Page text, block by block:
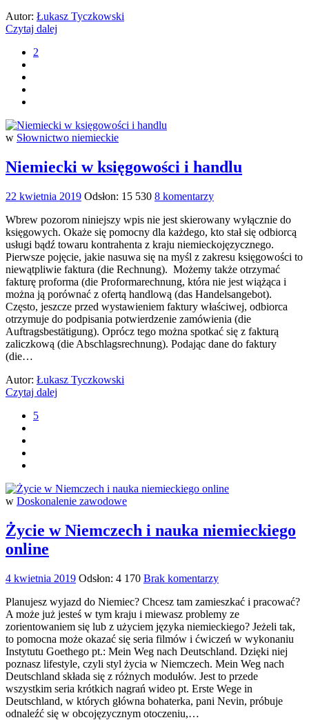
Autor: Łukasz Tyczkowski
Czytaj dalej
2
w Słownictwo niemieckie
Niemiecki w księgowości i handlu
22 kwietnia 2019 Odsłon: 15 530 8 komentarzy
Wbrew pozorom niniejszy wpis nie jest skierowany wyłącznie do
księgowych. Okaże się pomocny dla każdego, kto stał się odbiorcą
usługi bądź towaru kontrahenta z kraju niemieckojęzycznego.
Pierwsze pojęcie, jakie nasuwa się na myśl z zakresu księgowości to
niewątpliwie faktura (die Rechnung). Możemy także otrzymać
fakturę proforma (die Proformarechnung, która nie jest wiążąca i
można ją porównać z ofertą handlową (das Handelsangebot).
Często, jeszcze przed wystawieniem faktury właściwej, odbiorca
otrzymuje do podpisania potwierdzenie zamówienia (die
Auftragsbestätigung). Oprócz tego można spotkać się z fakturą
zaliczkową (die Abschlagsrechnung). Podając dane do faktury
(die…
Autor: Łukasz Tyczkowski
Czytaj dalej
5
w Doskonalenie zawodowe
Życie w Niemczech i nauka niemieckiego
online
4 kwietnia 2019 Odsłon: 4 170 Brak komentarzy
Planujesz wyjazd do Niemiec? Chcesz tam zamieszkać i pracować?
A może już jesteś w tym kraju i miewasz problemy ze
zorientowaniem się lub z użyciem języka niemieckiego? Jeżeli tak,
to pomocna może okazać się seria filmów i ćwiczeń w wykonaniu
Instytutu Goethego pt.: Mein Weg nach Deutschland. Dzięki niej
poznasz lifestyle, czyli styl życia w Niemczech. Mein Weg nach
Deutschland składa się z różnych modułów. Jest to przede
wszystkim seria krótkich nagrań wideo pt. Erste Wege in
Deutschland, w których główna bohaterka, pani Nevin, próbuje
odnaleźć się w obcojęzycznym otoczeniu,…